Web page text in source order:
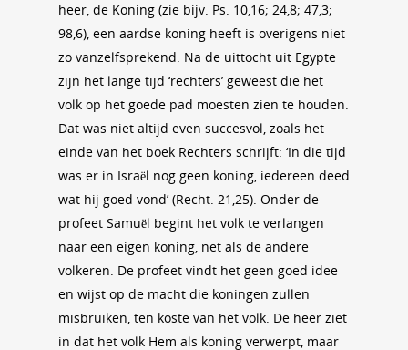
heer, de Koning (zie bijv. Ps. 10,16; 24,8; 47,3;
98,6), een aardse koning heeft is overigens niet
zo vanzelfsprekend. Na de uittocht uit Egypte
zijn het lange tijd ‘rechters’ geweest die het
volk op het goede pad moesten zien te houden.
Dat was niet altijd even succesvol, zoals het
einde van het boek Rechters schrijft: ‘In die tijd
was er in Israël nog geen koning, iedereen deed
wat hij goed vond’ (Recht. 21,25). Onder de
profeet Samuël begint het volk te verlangen
naar een eigen koning, net als de andere
volkeren. De profeet vindt het geen goed idee
en wijst op de macht die koningen zullen
misbruiken, ten koste van het volk. De heer ziet
in dat het volk Hem als koning verwerpt, maar